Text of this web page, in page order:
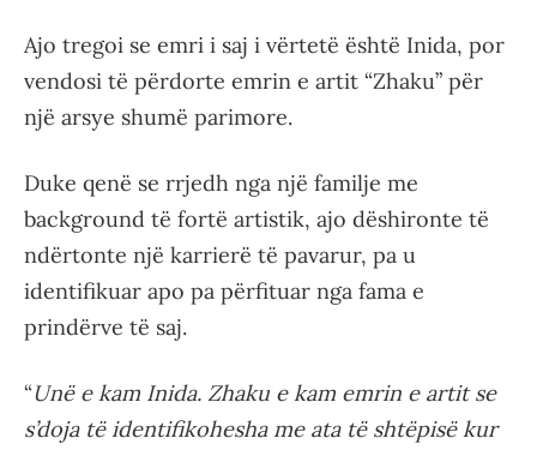
Ajo tregoi se emri i saj i vërtetë është Inida, por
vendosi të përdorte emrin e artit “Zhaku” për
një arsye shumë parimore.
Duke qenë se rrjedh nga një familje me
background të fortë artistik, ajo dëshironte të
ndërtonte një karrierë të pavarur, pa u
identifikuar apo pa përfituar nga fama e
prindërve të saj.
“Unë e kam Inida. Zhaku e kam emrin e artit se
s’doja të identifikohesha me ata të shtëpisë kur